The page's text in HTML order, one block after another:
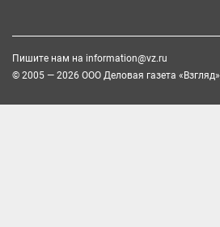
Пишите нам на information@vz.ru
© 2005 — 2026 ООО Деловая газета «Взгляд»